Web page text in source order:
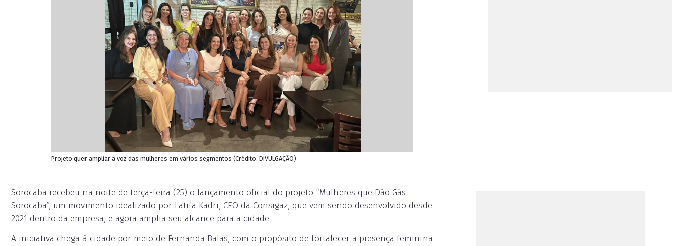
Projeto quer ampliar a voz das mulheres em vários segmentos (Crédito: DIVULGAÇÃO)
Sorocaba recebeu na noite de terça-feira (25) o lançamento oficial do projeto “Mulheres que Dão Gás
Sorocaba”, um movimento idealizado por Latifa Kadri, CEO da Consigaz, que vem sendo desenvolvido desde
2021 dentro da empresa, e agora amplia seu alcance para a cidade.
A iniciativa chega à cidade por meio de Fernanda Balas, com o propósito de fortalecer a presença feminina